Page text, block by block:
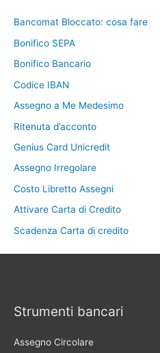
Bancomat Bloccato: cosa fare
Bonifico SEPA
Bonifico Bancario
Codice IBAN
Assegno a Me Medesimo
Ritenuta d’acconto
Genius Card Unicredit
Assegno Irregolare
Costo Libretto Assegni
Attivare Carta di Credito
Scadenza Carta di credito
Strumenti bancari
Assegno Circolare